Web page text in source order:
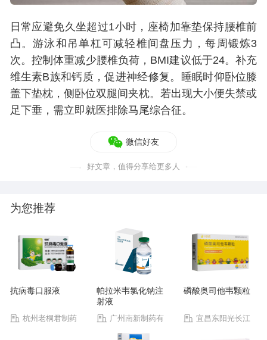
日常应避免久坐超过1小时，座椅加靠垫保持腰椎前
凸。游泳和吊单杠可减轻椎间盘压力，每周锻炼3
次。控制体重减少腰椎负荷，BMI建议低于24。补充
维生素B族和钙质，促进神经修复。睡眠时仰卧位膝
盖下垫枕，侧卧位双腿间夹枕。若出现大小便失禁或
足下垂，需立即就医排除马尾综合征。
微信好友
好文章，值得分享给更多人
为您推荐
抗病毒口服液
杭州老桐君制药
帕拉米韦氯化钠注
射液
广州南新制药有
限公司
磷酸奥司他韦颗粒
宜昌东阳光长江